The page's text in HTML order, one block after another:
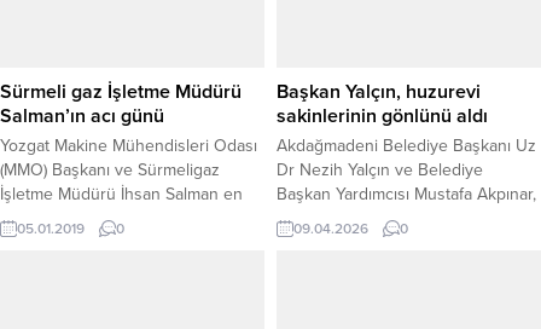
Program boyunca emniyet
personeliyle sohbet...
Sürmeli gaz İşletme Müdürü
Salman’ın acı günü
Yozgat Makine Mühendisleri Odası
(MMO) Başkanı ve Sürmeligaz
İşletme Müdürü İhsan Salman en
acı günlerinden birini babası
Mehmet Salman’ın (58) hayatını
05.01.2019 0
Başkan Yalçın, huzurevi
sakinlerinin gönlünü aldı
Akdağmadeni Belediye Başkanı Uz
Dr Nezih Yalçın ve Belediye
Başkan Yardımcısı Mustafa Akpınar,
Akdağmadeni Huzurevi Yaşlı Bakım
ve Rehabilitasyon Merkezi’ni
09.04.2026 0